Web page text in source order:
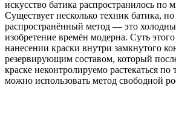
искусство батика распространилось по
Существует несколько техник батика,
распространённый метод — это
изобретение времён модерна. Суть
нанесении краски внутри замкнутого
резервирующим составом, который
краске неконтролируемо растекаться
можно использовать метод свободной